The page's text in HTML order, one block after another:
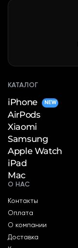
КАТАЛОГ
iPhone NEW
AirPods
Xiaomi
Samsung
Apple Watch
iPad
Mac
О НАС
Контакты
Оплата
О компании
Доставка